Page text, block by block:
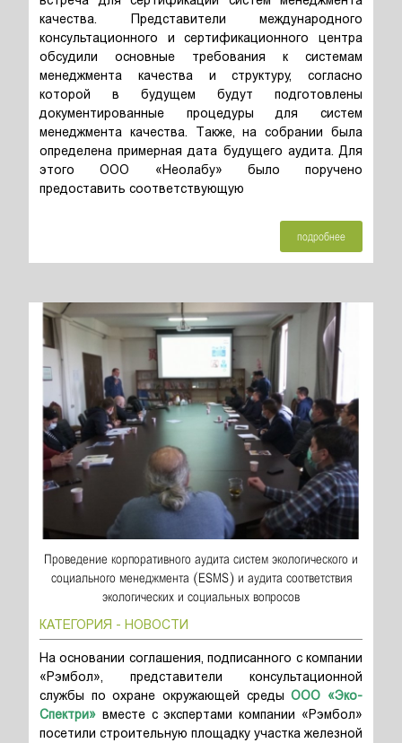
качества. Представители международного
консультационного и сертификационного центра
обсудили основные требования к системам
менеджмента качества и структуру, согласно
которой в будущем будут подготовлены
документированные процедуры для систем
менеджмента качества. Также, на собрании была
определена примерная дата будущего аудита. Для
этого ООО «Неолабу» было поручено
предоставить соответствующую
подробнее
Проведение корпоративного аудита систем экологического и
социального менеджмента (ESMS) и аудита соответствия
экологических и социальных вопросов
КАТЕГОРИЯ - НОВОСТИ
На основании соглашения, подписанного с компании
«Рэмбол», представители консультационной
службы по охране окружающей средыООО «Эко-
Спектри» вместе с экспертами компании «Рэмбол»
посетили строительную площадку участка железной